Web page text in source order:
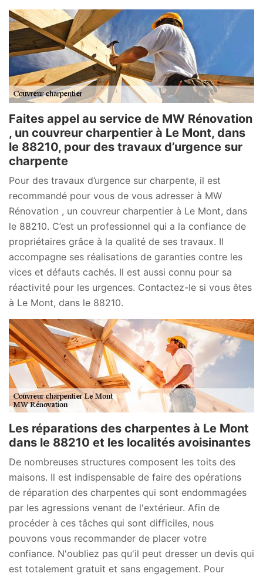
Faites appel au service de MW Rénovation
, un couvreur charpentier à Le Mont, dans
le 88210, pour des travaux d’urgence sur
charpente
Pour des travaux d’urgence sur charpente, il est
recommandé pour vous de vous adresser à MW
Rénovation , un couvreur charpentier à Le Mont, dans
le 88210. C’est un professionnel qui a la confiance de
propriétaires grâce à la qualité de ses travaux. Il
accompagne ses réalisations de garanties contre les
vices et défauts cachés. Il est aussi connu pour sa
réactivité pour les urgences. Contactez-le si vous êtes
à Le Mont, dans le 88210.
Les réparations des charpentes à Le Mont
dans le 88210 et les localités avoisinantes
De nombreuses structures composent les toits des
maisons. Il est indispensable de faire des opérations
de réparation des charpentes qui sont endommagées
par les agressions venant de l'extérieur. Afin de
procéder à ces tâches qui sont difficiles, nous
pouvons vous recommander de placer votre
confiance. N'oubliez pas qu'il peut dresser un devis qui
est totalement gratuit et sans engagement. Pour